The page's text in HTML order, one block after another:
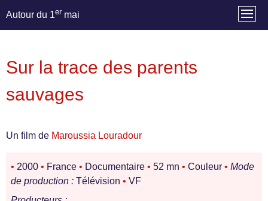
Autour du 1er mai
Sur la trace des parents
sauvages
Un film de Maroussia Louradour
• 2000 • France • Documentaire • 52 mn • Couleur • Mode
de production : Télévision • VF